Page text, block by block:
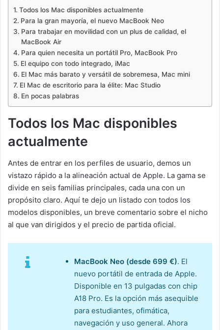
Todos los Mac disponibles actualmente
Para la gran mayoría, el nuevo MacBook Neo
Para trabajar en movilidad con un plus de calidad, el
MacBook Air
Para quien necesita un portátil Pro, MacBook Pro
El equipo con todo integrado, iMac
El Mac más barato y versátil de sobremesa, Mac mini
El Mac de escritorio para la élite: Mac Studio
En pocas palabras
Todos los Mac disponibles
actualmente
Antes de entrar en los perfiles de usuario, demos un
vistazo rápido a la alineación actual de Apple. La gama se
divide en seis familias principales, cada una con un
propósito claro. Aquí te dejo un listado con todos los
modelos disponibles, un breve comentario sobre el nicho
al que van dirigidos y el precio de partida oficial.
MacBook Neo (desde 699 €). El
nuevo portátil de entrada de Apple.
Disponible en 13 pulgadas con chip
A18 Pro. Es la opción más asequible
para estudiantes, ofimática,
navegación y uso general. Ahora